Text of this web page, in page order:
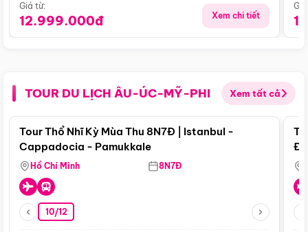
Giá từ:
12.999.000đ Xem chi tiết
TOUR DU LỊCH ÂU-ÚC-MỸ-PHI Xem tất cả
Điểm nổi bật
Tour Thổ Nhĩ Kỳ Mùa Thu 8N7Đ | Istanbul -
Cappadocia - Pamukkale
Hồ Chí Minh 8N7Đ
10/12